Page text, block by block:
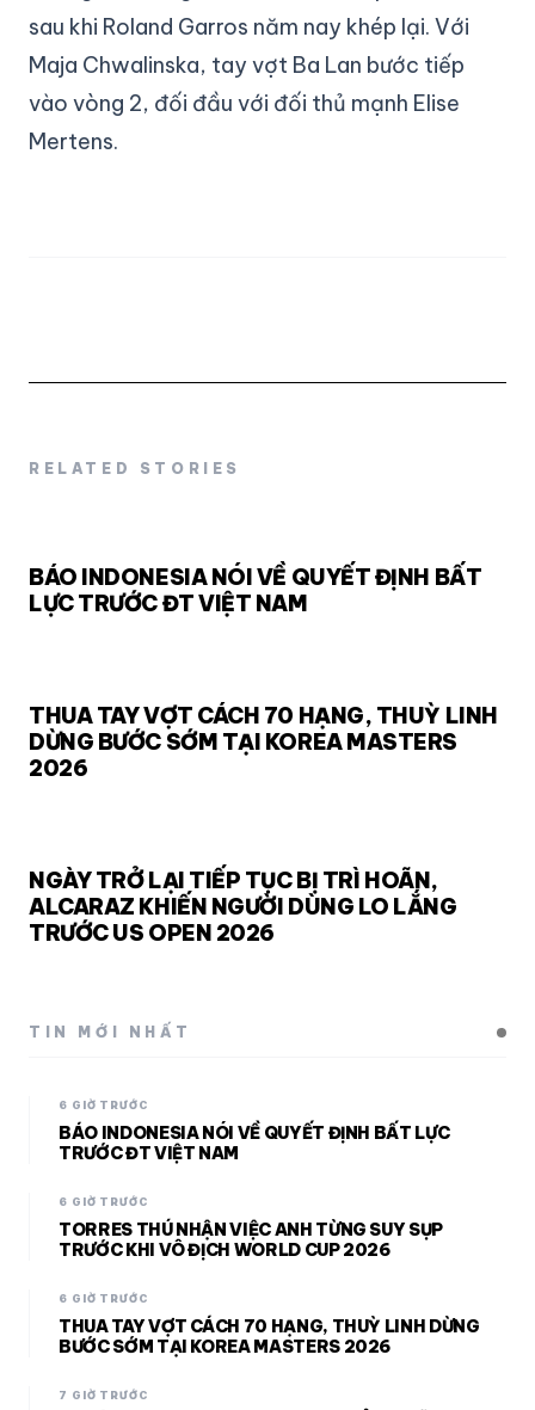
sau khi Roland Garros năm nay khép lại. Với
Maja Chwalinska, tay vợt Ba Lan bước tiếp
vào vòng 2, đối đầu với đối thủ mạnh Elise
Mertens.
RELATED STORIES
BÁO INDONESIA NÓI VỀ QUYẾT ĐỊNH BẤT
LỰC TRƯỚC ĐT VIỆT NAM
THUA TAY VỢT CÁCH 70 HẠNG, THUỲ LINH
DỪNG BƯỚC SỚM TẠI KOREA MASTERS
2026
NGÀY TRỞ LẠI TIẾP TỤC BỊ TRÌ HOÃN,
ALCARAZ KHIẾN NGƯỜI DÙNG LO LẮNG
TRƯỚC US OPEN 2026
TIN MỚI NHẤT
6 GIỜ TRƯỚC
BÁO INDONESIA NÓI VỀ QUYẾT ĐỊNH BẤT LỰC
TRƯỚC ĐT VIỆT NAM
6 GIỜ TRƯỚC
TORRES THÚ NHẬN VIỆC ANH TỪNG SUY SỤP
TRƯỚC KHI VÔ ĐỊCH WORLD CUP 2026
6 GIỜ TRƯỚC
THUA TAY VỢT CÁCH 70 HẠNG, THUỲ LINH DỪNG
BƯỚC SỚM TẠI KOREA MASTERS 2026
7 GIỜ TRƯỚC